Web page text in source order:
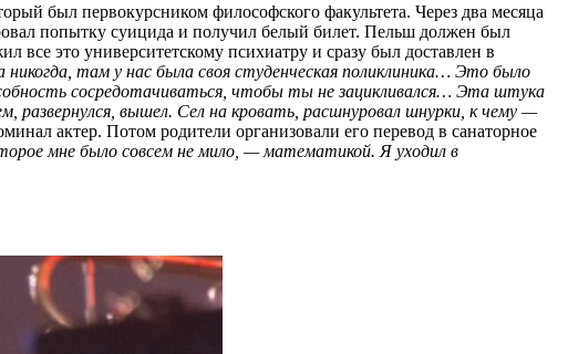
был первокурсником философского факультета. Через два месяца
попытку суицида и получил белый билет. Пельш должен был
все это университетскому психиатру и сразу был доставлен в
там у нас была своя студенческая поликлиника… Это было
сосредотачиваться, чтобы ты не зацикливался… Эта штука
вышел. Сел на кровать, расшнуровал шнурки, к чему —
актер. Потом родители организовали его перевод в санаторное
мне было совсем не мило, — математикой. Я уходил в